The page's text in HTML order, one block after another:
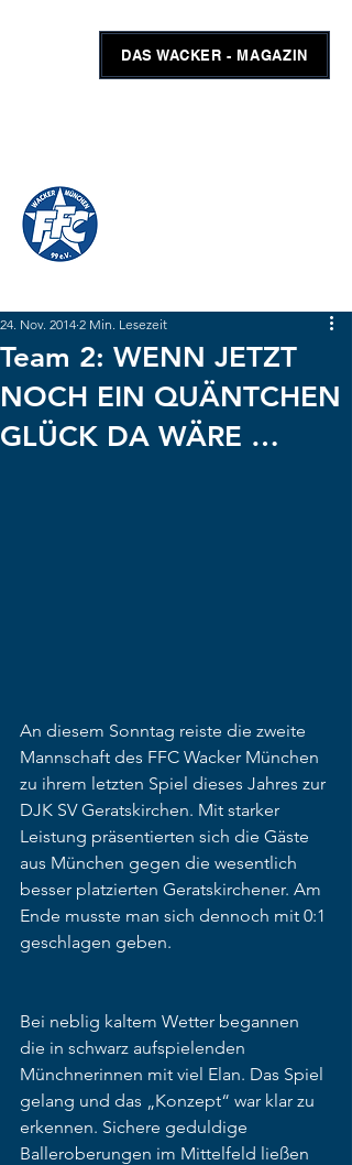
DAS WACKER - MAGAZIN
Team 2: WENN JETZT
NOCH EIN QUÄNTCHEN
GLÜCK DA WÄRE …
24. Nov. 2014 2 Min. Lesezeit
An diesem Sonntag reiste die zweite
Mannschaft des FFC Wacker München
zu ihrem letzten Spiel dieses Jahres zur
DJK SV Geratskirchen. Mit starker
Leistung präsentierten sich die Gäste
aus München gegen die wesentlich
besser platzierten Geratskirchener. Am
Ende musste man sich dennoch mit 0:1
geschlagen geben.
Bei neblig kaltem Wetter begannen
die in schwarz aufspielenden
Münchnerinnen mit viel Elan. Das Spiel
gelang und das „Konzept“ war klar zu
erkennen. Sichere geduldige
Balleroberungen im Mittelfeld ließen